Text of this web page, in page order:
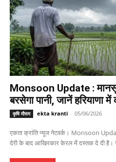
Monsoon Update :
बरसेगा पानी, जानें हरियाणा में
कृषि मौसम ekta kranti - 05/06/2026
एकता क्रांति न्यूज नेटवर्क। Monsoon
देरी के बाद आखिरकार केरल में दस्तक दे दी है।